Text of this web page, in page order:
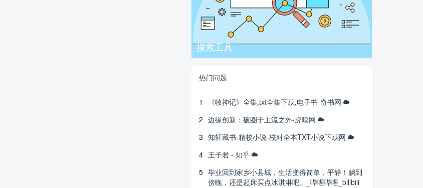
搜索工具
热门问题
1
《牧神记》全集,txt全集下载,电子书-奇书网
2 边缘创新：破圈于主流之外-虎嗅网
3 知轩藏书-精校小说-校对全本TXT小说下载网
4 王子君 - 知乎
5 毕业回到家乡小县城，生活变得简单，平静！躺到
傍晚，还是起床买点冰淇淋吧。_哔哩哔哩_bilibili